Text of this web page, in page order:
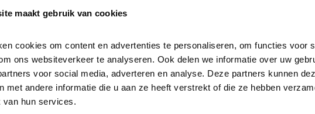
maakt gebruik van cookies
cookies om content en advertenties te personaliseren, om functies voor
ons websiteverkeer te analyseren. Ook delen we informatie over uw
voor social media, adverteren en analyse. Deze partners kunnen
met andere informatie die u aan ze heeft verstrekt of die ze hebben
van hun services.